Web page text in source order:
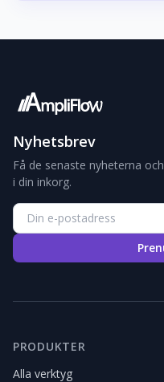
Nyhetsbrev
Få de senaste nyheterna
i din inkorg.
PRODUKTER
Alla verktyg